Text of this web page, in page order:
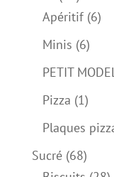
produits
Apéritif 66
Minis 66
PETIT
Pizza 11
Plaques
Sucré 6868